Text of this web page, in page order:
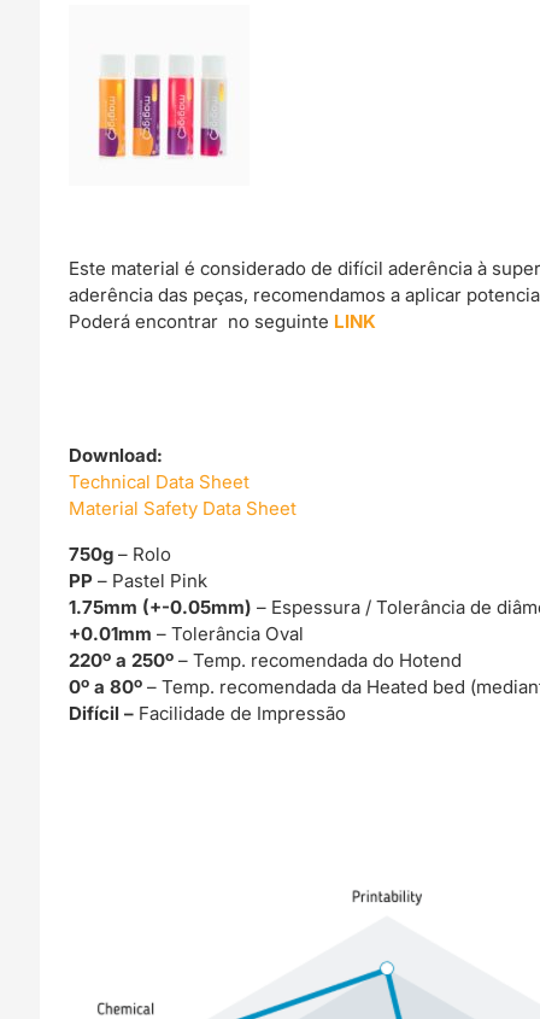
Este material é considerado de difícil aderência à
aderência das peças, recomendamos a aplicar
Poderá encontrar no seguinte LINK
Download:
Technical Data Sheet
Material Safety Data Sheet
750g – Rolo
PP– Pastel Pink
1.75mm (+-0.05mm)– Espessura / Tolerância de
+0.01mm– Tolerância Oval
220º a 250º– Temp. recomendada do Hotend
0º a 80º– Temp. recomendada da Heated bed
Difícil – Facilidade de Impressão